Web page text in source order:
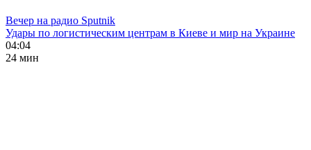
Вечер на радио Sputnik
Удары по логистическим центрам в Киеве и мир на Украине
04:04
24 мин